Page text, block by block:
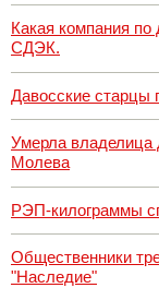
Какая компания по
СДЭК.
Давосские
Умерла владелица
Молева
РЭП-килограммы
Общественники
"Наследие"